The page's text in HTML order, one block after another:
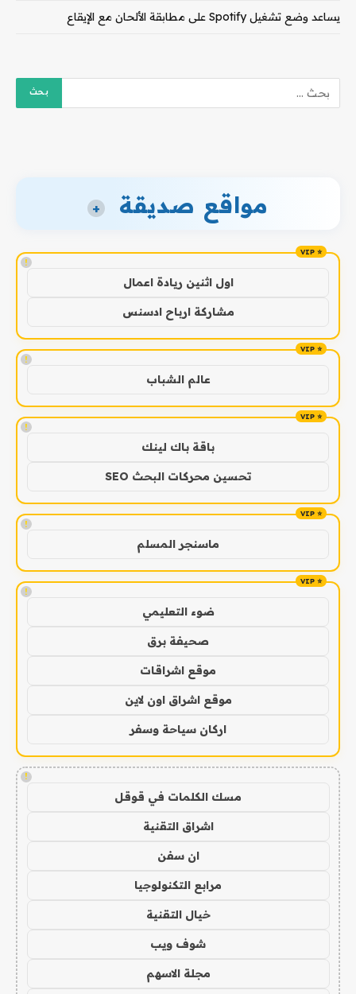
يساعد وضع تشغيل Spotify على مطابقة الألحان مع الإيقاع
مواقع صديقة +
!
اول اثنين ريادة اعمال
مشاركة ارباح ادسنس
!
عالم الشباب
!
باقة باك لينك
تحسين محركات البحث SEO
!
ماسنجر المسلم
!
ضوء التعليمي
صحيفة برق
موقع اشراقات
موقع اشراق اون لاين
اركان سياحة وسفر
!
مسك الكلمات في قوقل
اشراق التقنية
ان سفن
مرابع التكنولوجيا
خيال التقنية
شوف ويب
مجلة الاسهم